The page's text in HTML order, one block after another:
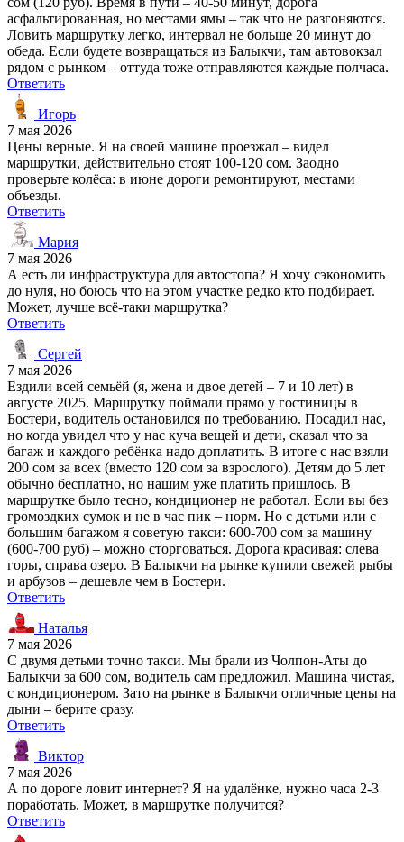
асфальтированная, но местами ямы – так что не разгоняются.
Ловить маршрутку легко, интервал не больше 20 минут до
обеда. Если будете возвращаться из Балыкчи, там автовокзал
рядом с рынком – оттуда тоже отправляются каждые полчаса.
Ответить
Игорь
7 мая 2026
Цены верные. Я на своей машине проезжал – видел
маршрутки, действительно стоят 100-120 сом. Заодно
проверьте колёса: в июне дороги ремонтируют, местами
объезды.
Ответить
Мария
7 мая 2026
А есть ли инфраструктура для автостопа? Я хочу сэкономить
до нуля, но боюсь что на этом участке редко кто подбирает.
Может, лучше всё-таки маршрутка?
Ответить
Сергей
7 мая 2026
Ездили всей семьёй (я, жена и двое детей – 7 и 10 лет) в
августе 2025. Маршрутку поймали прямо у гостиницы в
Бостери, водитель остановился по требованию. Посадил нас,
но когда увидел что у нас куча вещей и дети, сказал что за
багаж и каждого ребёнка надо доплатить. В итоге с нас взяли
200 сом за всех (вместо 120 сом за взрослого). Детям до 5 лет
обычно бесплатно, но нашим уже платить пришлось. В
маршрутке было тесно, кондиционер не работал. Если вы без
громоздких сумок и не в час пик – норм. Но с детьми или с
большим багажом я советую такси: 600-700 сом за машину
(600-700 руб) – можно сторговаться. Дорога красивая: слева
горы, справа озеро. В Балыкчи на рынке купили свежей рыбы
и арбузов – дешевле чем в Бостери.
Ответить
Наталья
7 мая 2026
С двумя детьми точно такси. Мы брали из Чолпон-Аты до
Балыкчи за 600 сом, водитель сам предложил. Машина чистая,
с кондиционером. Зато на рынке в Балыкчи отличные цены на
дыни – берите сразу.
Ответить
Виктор
7 мая 2026
А по дороге ловит интернет? Я на удалёнке, нужно часа 2-3
поработать. Может, в маршрутке получится?
Ответить